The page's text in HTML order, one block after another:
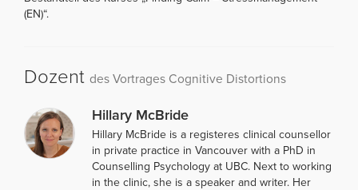
(EN)“.
Dozent des Vortrages Cognitive Distortions
Hillary McBride
Hillary McBride is a registeres clinical counsellor
in private practice in Vancouver with a PhD in
Counselling Psychology at UBC. Next to working
in the clinic, she is a speaker and writer. Her